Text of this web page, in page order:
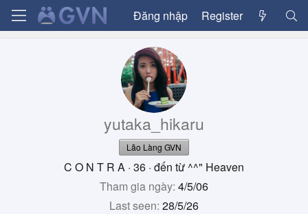
Đăng nhập Register
yutaka_hikaru
Lão Làng GVN
C O N T R A · 36 · đến từ^^" Heaven
Tham gia ngày 4/5/06
Last seen 28/5/26